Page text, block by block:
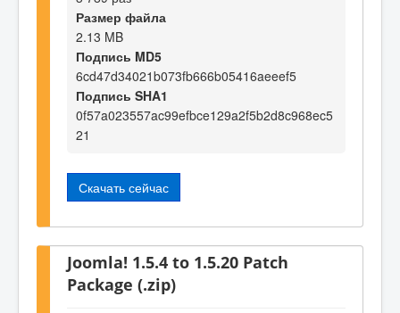
Размер файла
2.13 MB
Подпись MD5
6cd47d34021b073fb666b05416aeeef5
Подпись SHA1
0f57a023557ac99efbce129a2f5b2d8c968ec5
21
Скачать сейчас
Joomla! 1.5.4 to 1.5.20 Patch
Package (.zip)